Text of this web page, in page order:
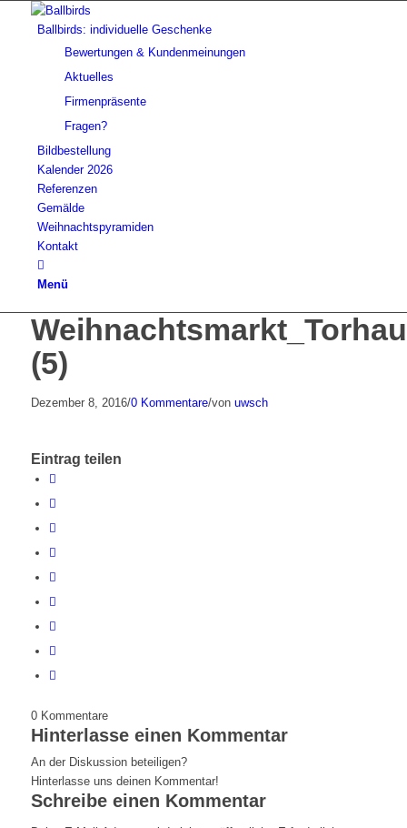
Ballbirds: individuelle Geschenke
Bewertungen & Kundenmeinungen
Aktuelles
Firmenpräsente
Fragen?
Bildbestellung
Kalender 2026
Referenzen
Gemälde
Weihnachtspyramiden
Kontakt
Menü
(5)
Dezember 8, 2016/0 Kommentare/von uwsch
Eintrag teilen
0 Kommentare
Hinterlasse einen Kommentar
An der Diskussion beteiligen?
Hinterlasse uns deinen Kommentar!
Schreibe einen Kommentar